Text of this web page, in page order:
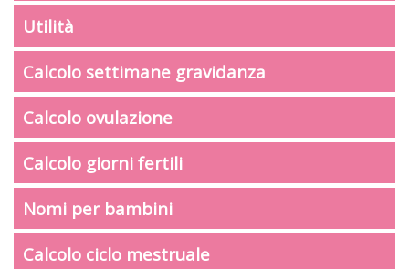
Utilità
Calcolo settimane gravidanza
Calcolo ovulazione
Calcolo giorni fertili
Nomi per bambini
Calcolo ciclo mestruale